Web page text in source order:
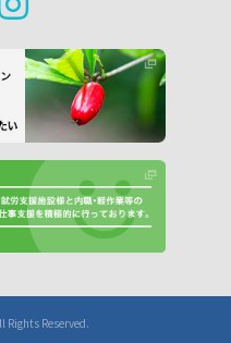
Rights Reserved.